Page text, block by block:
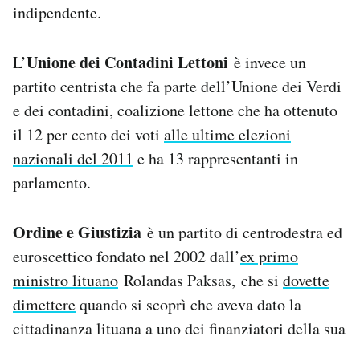
indipendente.
L’Unione dei Contadini Lettoni è invece un
partito centrista che fa parte dell’Unione dei Verdi
e dei contadini, coalizione lettone che ha ottenuto
il 12 per cento dei voti alle ultime elezioni
nazionali del 2011 e ha 13 rappresentanti in
parlamento.
Ordine e Giustizia è un partito di centrodestra ed
euroscettico fondato nel 2002 dall’ex primo
ministro lituano Rolandas Paksas, che si dovette
dimetterequando si scoprì che aveva dato la
cittadinanza lituana a uno dei finanziatori della sua